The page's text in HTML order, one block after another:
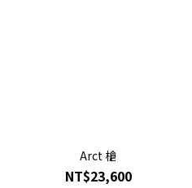
Arct 槍
NT$23,600